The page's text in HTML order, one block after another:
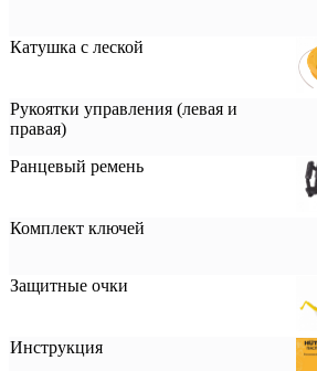
Катушка с леской
Рукоятки управления (левая и
правая)
Ранцевый ремень
Комплект ключей
Защитные очки
Инструкция